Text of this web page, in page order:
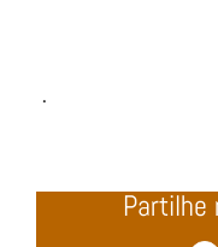
·
Partilhe